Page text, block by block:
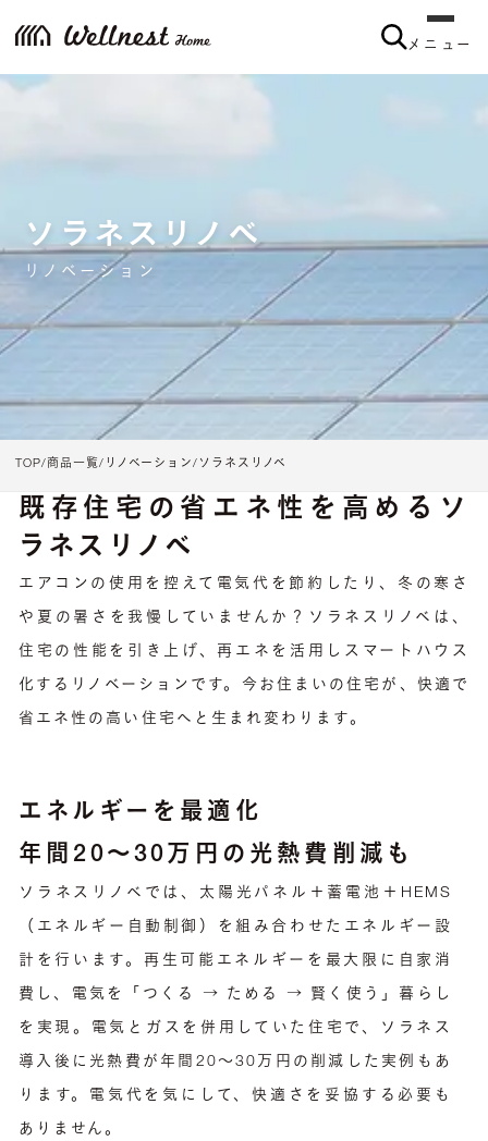
メニュー
ソラネスリノベ
リノベーション
TOP 商品一覧 リノベーション ソラネスリノベ
既存住宅の省エネ性を高めるソ
ラネスリノベ
エアコンの使用を控えて電気代を節約したり、冬の寒さ
や夏の暑さを我慢していませんか？ソラネスリノベは、
住宅の性能を引き上げ、再エネを活用しスマートハウス
化するリノベーションです。今お住まいの住宅が、快適で
省エネ性の高い住宅へと生まれ変わります。
エネルギーを最適化
年間20〜30万円の光熱費削減も
ソラネスリノベでは、太陽光パネル＋蓄電池＋HEMS
（エネルギー自動制御）を組み合わせたエネルギー設
計を行います。再生可能エネルギーを最大限に自家消
費し、電気を「つくる → ためる → 賢く使う」暮らし
を実現。電気とガスを併用していた住宅で、ソラネス
導入後に光熱費が年間20〜30万円の削減した実例もあ
ります。電気代を気にして、快適さを妥協する必要も
ありません。